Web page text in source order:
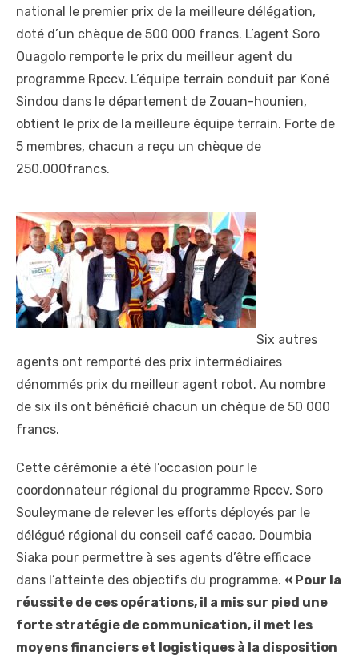
national le premier prix de la meilleure délégation,
doté d’un chèque de 500 000 francs. L’agent Soro
Ouagolo remporte le prix du meilleur agent du
programme Rpccv. L’équipe terrain conduit par Koné
Sindou dans le département de Zouan-hounien,
obtient le prix de la meilleure équipe terrain. Forte de
5 membres, chacun a reçu un chèque de
250.000francs.
Six autres
agents ont remporté des prix intermédiaires
dénommés prix du meilleur agent robot. Au nombre
de six ils ont bénéficié chacun un chèque de 50 000
francs.
Cette cérémonie a été l’occasion pour le
coordonnateur régional du programme Rpccv, Soro
Souleymane de relever les efforts déployés par le
délégué régional du conseil café cacao, Doumbia
Siaka pour permettre à ses agents d’être efficace
dans l’atteinte des objectifs du programme. « Pour la
réussite de ces opérations, il a mis sur pied une
forte stratégie de communication, il met les
moyens financiers et logistiques à la disposition